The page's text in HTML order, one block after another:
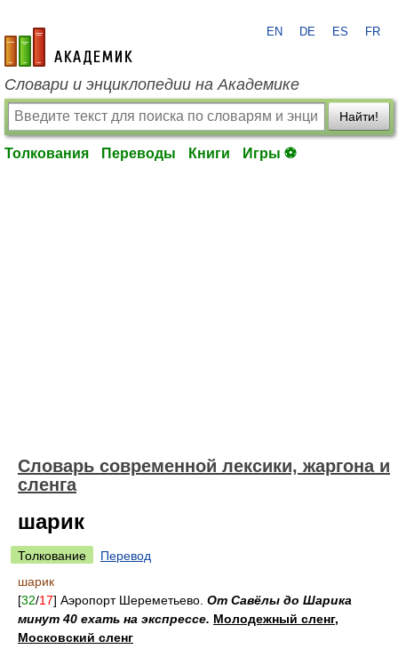
academic.ru
EN DE ES FR
Словари и энциклопедии на Академике
Найти!
Толкования Переводы Книги Игры ⚽
Cловарь современной лексики, жаргона и
сленга
шарик
Толкование
Перевод
шарик
[32/17] Аэропорт Шереметьево. От Савёлы до Шарика
минут 40 ехать на экспрессе. Молодежный сленг,
Московский сленг